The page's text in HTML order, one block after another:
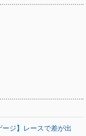
ジ】レースで差が出